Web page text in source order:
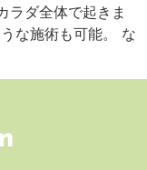
ラダ全体で起きま
な施術も可能。 な